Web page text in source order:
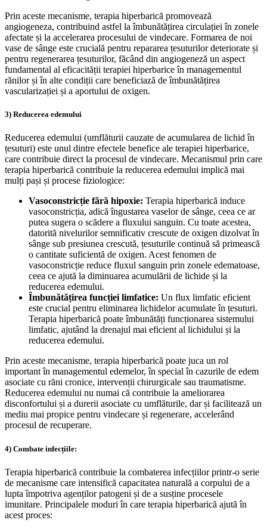
Prin aceste mecanisme, terapia hiperbarică promovează
angiogeneza, contribuind astfel la îmbunătățirea circulației în zonele
afectate și la accelerarea procesului de vindecare. Formarea de noi
vase de sânge este crucială pentru repararea țesuturilor deteriorate și
pentru regenerarea țesuturilor, făcând din angiogeneză un aspect
fundamental al eficacității terapiei hiperbarice în managementul
rănilor și în alte condiții care beneficiază de îmbunătățirea
vascularizației și a aportului de oxigen.
3) Reducerea edemului
Reducerea edemului (umflăturii cauzate de acumularea de lichid în
țesuturi) este unul dintre efectele benefice ale terapiei hiperbarice,
care contribuie direct la procesul de vindecare. Mecanismul prin care
terapia hiperbarică contribuie la reducerea edemului implică mai
mulți pași și procese fiziologice:
Vasoconstricție fără hipoxie: Terapia hiperbarică induce
vasoconstricția, adică îngustarea vaselor de sânge, ceea ce ar
putea sugera o scădere a fluxului sanguin. Cu toate acestea,
datorită nivelurilor semnificativ crescute de oxigen dizolvat în
sânge sub presiunea crescută, țesuturile continuă să primească
o cantitate suficientă de oxigen. Acest fenomen de
vasoconstricție reduce fluxul sanguin prin zonele edematoase,
ceea ce ajută la diminuarea acumulării de lichide și la
reducerea edemului.
Îmbunătățirea funcției limfatice: Un flux limfatic eficient
este crucial pentru eliminarea lichidelor acumulate în țesuturi.
Terapia hiperbarică poate îmbunătăți funcționarea sistemului
limfatic, ajutând la drenajul mai eficient al lichidului și la
reducerea edemului.
Prin aceste mecanisme, terapia hiperbarică poate juca un rol
important în managementul edemelor, în special în cazurile de edem
asociate cu răni cronice, intervenții chirurgicale sau traumatisme.
Reducerea edemului nu numai că contribuie la ameliorarea
disconfortului și a durerii asociate cu umflăturile, dar și facilitează un
mediu mai propice pentru vindecare și regenerare, accelerând
procesul de recuperare.
4) Combate infecțiile:
Terapia hiperbarică contribuie la combaterea infecțiilor printr-o serie
de mecanisme care intensifică capacitatea naturală a corpului de a
lupta împotriva agenților patogeni și de a susține procesele
imunitare. Principalele moduri în care terapia hiperbarică ajută în
acest proces: